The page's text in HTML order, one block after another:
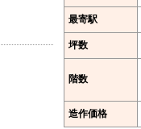
最寄駅
坪数
階数
造作価格